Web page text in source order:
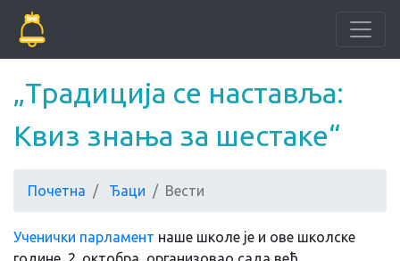
„Традиција се наставља:
Квиз знања за шестаке“
Почетна Ђаци Вести
Ученички парламент наше школе је и ове школске